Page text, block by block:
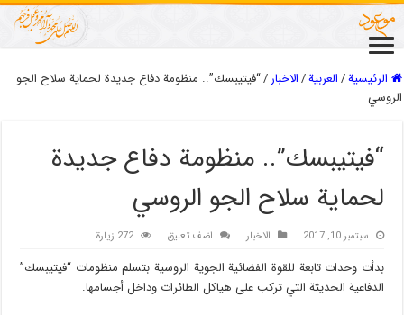
الرئيسية/العربیة/الاخبار/“فيتيبسك”.. منظومة دفاع جديدة لحماية سلاح الجو
الروسي
“فيتيبسك”.. منظومة دفاع جديدة
لحماية سلاح الجو الروسي
سبتمبر 10, 2017 الاخبار اضف تعليق 272 زيارة
بدأت وحدات تابعة للقوة الفضائية الجوية الروسية بتسلم منظومات “فيتيبسك”
الدفاعية الحديثة التي تركب على هياكل الطائرات وداخل أجسامها.